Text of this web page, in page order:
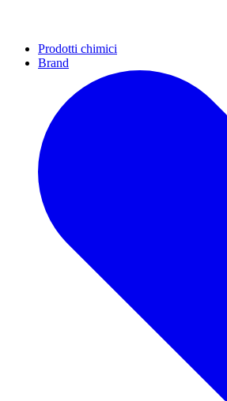
Prodotti chimici
Brand